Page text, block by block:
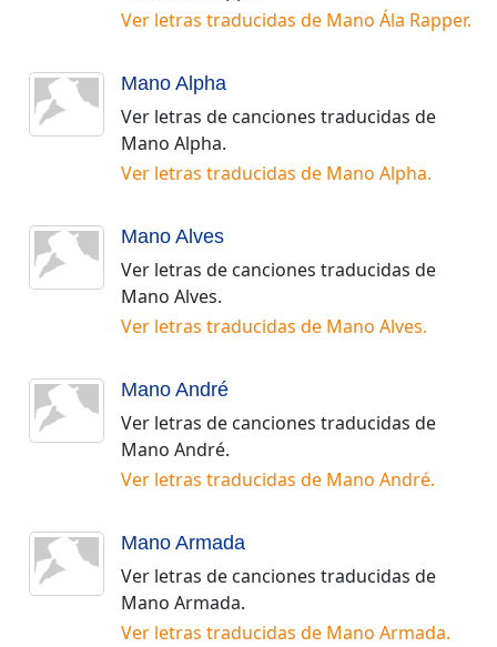
Ver letras traducidas de Mano Ála Rapper.
Mano Alpha
Ver letras de canciones traducidas de
Mano Alpha.
Ver letras traducidas de Mano Alpha.
Mano Alves
Ver letras de canciones traducidas de
Mano Alves.
Ver letras traducidas de Mano Alves.
Mano André
Ver letras de canciones traducidas de
Mano André.
Ver letras traducidas de Mano André.
Mano Armada
Ver letras de canciones traducidas de
Mano Armada.
Ver letras traducidas de Mano Armada.